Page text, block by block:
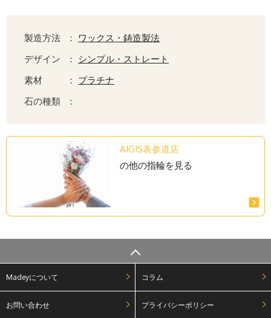
製造方法 ： ワックス・鋳造製法
デザイン
： シンプル・ストレート
素材
： プラチナ
石の種類
：
AIGIS表参道店
の他の指輪を見る
Madeyについて コラム
お問い合わせ プライバシーポリシー